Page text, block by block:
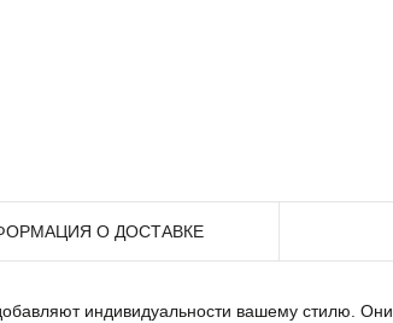
О ДОСТАВКЕ
индивидуальности вашему стилю. Они